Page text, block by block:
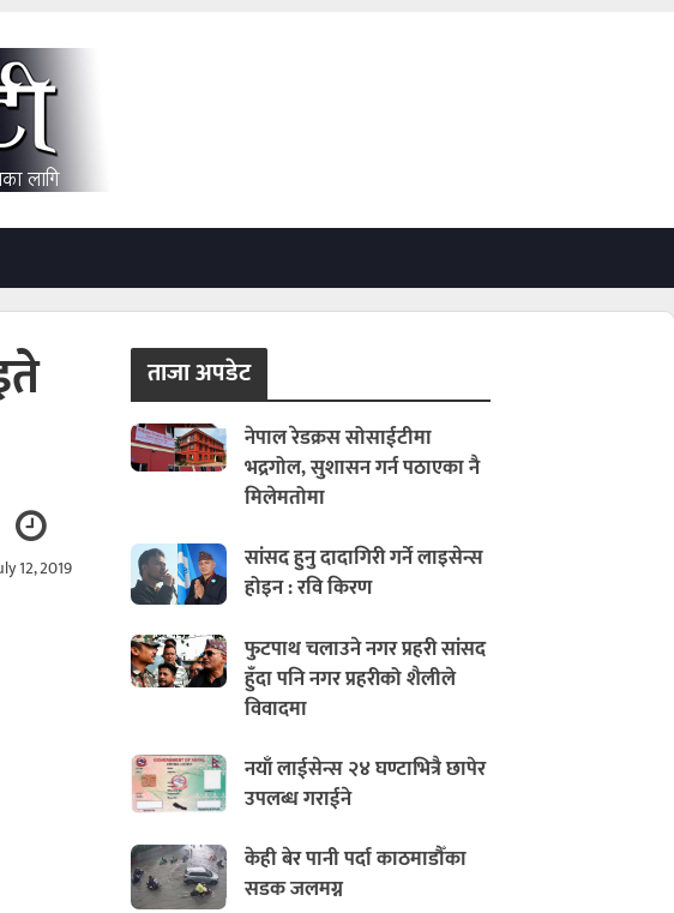
12, 2019
ताजा अपडेट
नेपाल रेडक्रस सोसाईटीमा
भद्रगोल, सुशासन गर्न पठाएका नै
मिलेमतोमा
सांसद हुनु दादागिरी गर्ने लाइसेन्स
होइन : रवि किरण
फुटपाथ चलाउने नगर प्रहरी सांसद
हुँदा पनि नगर प्रहरीको शैलीले
विवादमा
नयाँ लाईसेन्स २४ घण्टाभित्रै छापेर
उपलब्ध गराईने
केही बेर पानी पर्दा काठमाडौँका
सडक जलमग्न